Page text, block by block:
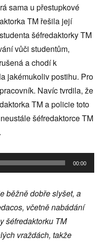
sama u přestupkové
TM řešila její
šéfredaktorky TM
vůči studentům,
a chodí k
jakémukoliv postihu. Pro
Navíc tvrdila, že
TM a policie toto
šéfredaktorce TM
00:00
běžně dobře slyšet, a
včetně nabádání
šéfredaktorku TM
vraždách, takže